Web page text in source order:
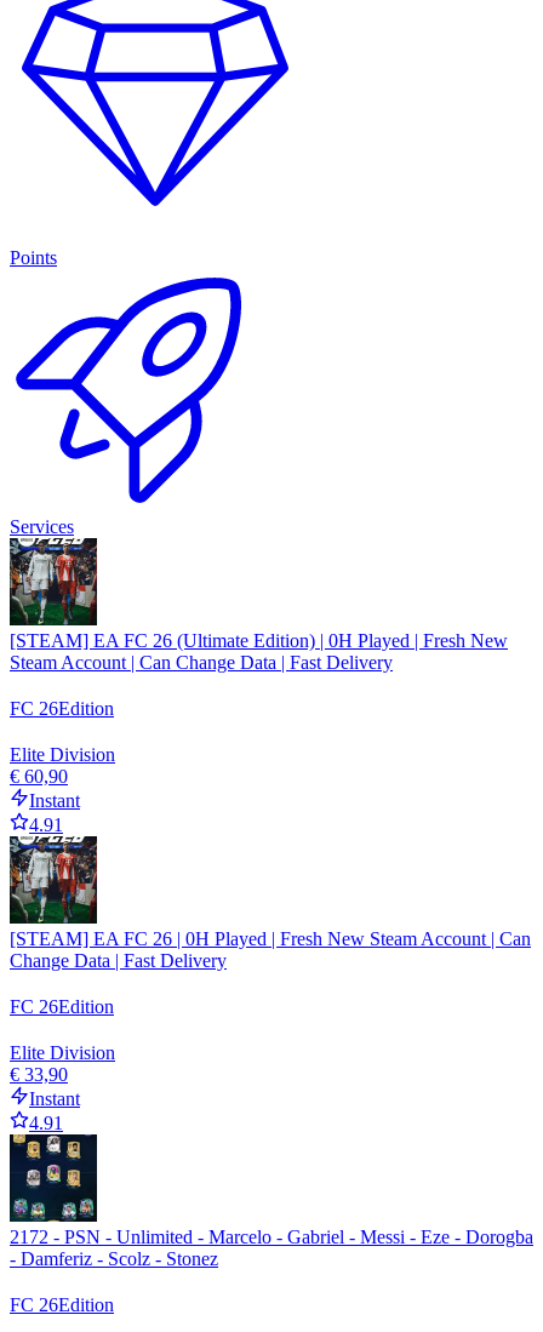
Points
Services
[STEAM] EA FC 26 (Ultimate Edition) | 0H Played | Fresh New
Steam Account | Can Change Data | Fast Delivery
FC 26Edition
Elite Division
€ 60,90
Instant
4.91
[STEAM] EA FC 26 | 0H Played | Fresh New Steam Account | Can
Change Data | Fast Delivery
FC 26Edition
Elite Division
€ 33,90
Instant
4.91
2172 - PSN - Unlimited - Marcelo - Gabriel - Messi - Eze - Dorogba
- Damferiz - Scolz - Stonez
FC 26Edition